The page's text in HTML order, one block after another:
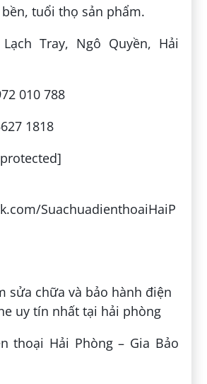
tuổi thọ sản phẩm.
Tray, Ngô Quyền, Hải
010 788
1818
SuachuadienthoaiHaiP
thoại Hải Phòng – Gia Bảo